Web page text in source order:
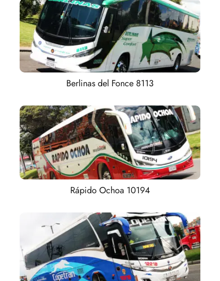
Berlinas del Fonce 8113
Rápido Ochoa 10194